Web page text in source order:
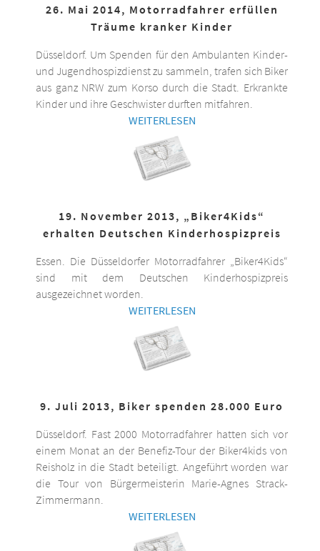
26. Mai 2014, Motorradfahrer erfüllen
Träume kranker Kinder
Düsseldorf. Um Spenden für den Ambulanten Kinder-
und Jugendhospizdienst zu sammeln, trafen sich Biker
aus ganz NRW zum Korso durch die Stadt. Erkrankte
Kinder und ihre Geschwister durften mitfahren.
WEITERLESEN
19. November 2013, „Biker4Kids“
erhalten Deutschen Kinderhospizpreis
Essen. Die Düsseldorfer Motorradfahrer „Biker4Kids“
sind mit dem Deutschen Kinderhospizpreis
ausgezeichnet worden.
WEITERLESEN
9. Juli 2013, Biker spenden 28.000 Euro
Düsseldorf. Fast 2000 Motorradfahrer hatten sich vor
einem Monat an der Benefiz-Tour der Biker4kids von
Reisholz in die Stadt beteiligt. Angeführt worden war
die Tour von Bürgermeisterin Marie-Agnes Strack-
Zimmermann.
WEITERLESEN